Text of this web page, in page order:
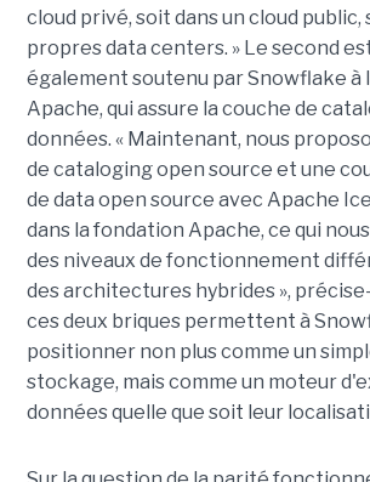
cloud privé, soit dans un cloud public,
propres data centers. » Le second
également soutenu par Snowflake à
Apache, qui assure la couche de
données. « Maintenant, nous
de cataloging open source et une
de data open source avec Apache
dans la fondation Apache, ce qui
des niveaux de fonctionnement
des architectures hybrides »,
ces deux briques permettent à
positionner non plus comme un
stockage, mais comme un moteur
données quelle que soit leur